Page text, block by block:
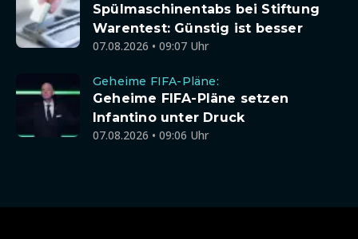
Spülmaschinentabs bei Stiftung
Warentest: Günstig ist besser
07.08.2026 • 09:07 Uhr
Geheime FIFA-Pläne:
Geheime FIFA-Pläne setzen
Infantino unter Druck
07.08.2026 • 09:06 Uhr